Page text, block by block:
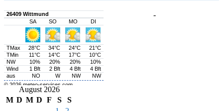
-
August 2026
M D M D F S
S